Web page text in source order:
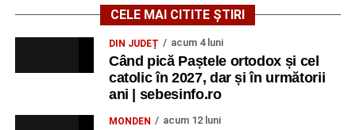
CELE MAI CITITE ȘTIRI
DIN JUDEȚ acum 4 luni
Când pică Paștele ortodox și cel
catolic în 2027, dar și în următorii
ani | sebesinfo.ro
MONDEN acum 12 luni